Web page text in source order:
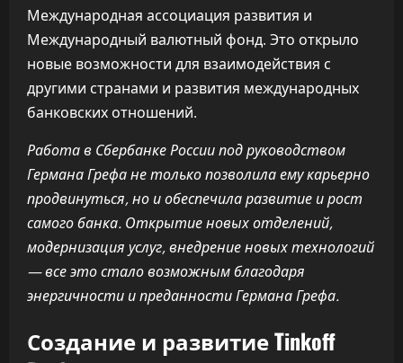
Международная ассоциация развития и
Международный валютный фонд. Это открыло
новые возможности для взаимодействия с
другими странами и развития международных
банковских отношений.
Работа в Сбербанке России под руководством
Германа Грефа не только позволила ему карьерно
продвинуться, но и обеспечила развитие и рост
самого банка. Открытие новых отделений,
модернизация услуг, внедрение новых технологий
— все это стало возможным благодаря
энергичности и преданности Германа Грефа.
Создание и развитие Tinkoff